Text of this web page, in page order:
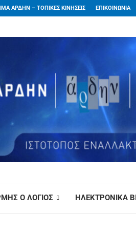
ΑΡΔΗΝ – ΤΟΠΙΚΕΣ ΚΙΝΗΣΕΙΣ ΕΠΙΚΟΙΝΩΝΙΑ
Ο ΛΟΓΙΟΣ ΗΛΕΚΤΡΟΝΙΚΑ